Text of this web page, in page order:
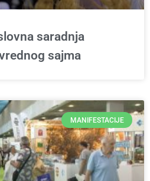
saradnja
sajma
MANIFESTACIJE